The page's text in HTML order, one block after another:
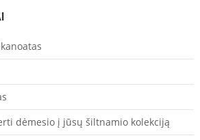
dėmesio į jūsų šiltnamio kolekciją